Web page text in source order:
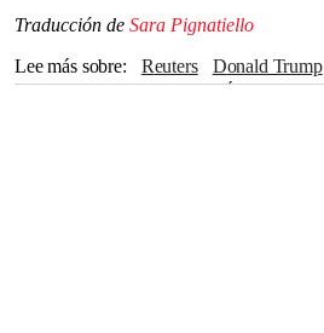
Traducción de Sara Pignatiello
Lee más sobre
Reuters Donald Trump